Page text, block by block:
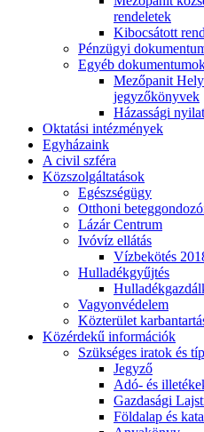
rendeletek
Kibocsátott
Pénzügyi
Egyéb
Mezőpanit
jegyzőkönyvek
Házassági
Oktatási intézmények
Egyházaink
A civil szféra
Közszolgáltatások
Egészségügy
Otthoni
Lázár Centrum
Ivóvíz ellátás
Vízbekötés
Hulladékgyűjtés
Vagyonvédelem
Közterület
Közérdekű információk
Szükséges iratok és
Jegyző
Adó- és
Gazdasági
Földalap és